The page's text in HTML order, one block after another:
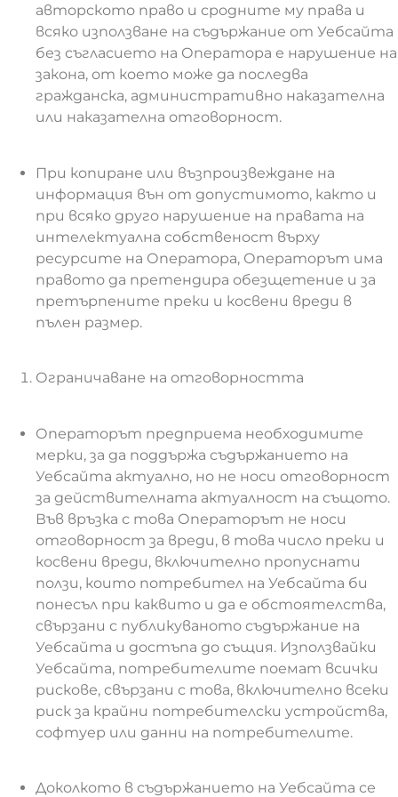
авторското право и сродните му права и
всяко използване на съдържание от Уебсайта
без съгласието на Оператора е нарушение на
закона, от което може да последва
гражданска, административно наказателна
или наказателна отговорност.
При копиране или възпроизвеждане на
информация вън от допустимото, както и
при всяко друго нарушение на правата на
интелектуална собственост върху
ресурсите на Оператора, Операторът има
правото да претендира обезщетение и за
претърпените преки и косвени вреди в
пълен размер.
Ограничаване на отговорността
Операторът предприема необходимите
мерки, за да поддържа съдържанието на
Уебсайта актуално, но не носи отговорност
за действителната актуалност на същото.
Във връзка с това Операторът не носи
отговорност за вреди, в това число преки и
косвени вреди, включително пропуснати
ползи, които потребител на Уебсайта би
понесъл при каквито и да е обстоятелства,
свързани с публикуваното съдържание на
Уебсайта и достъпа до същия. Използвайки
Уебсайта, потребителите поемат всички
рискове, свързани с това, включително всеки
риск за крайни потребителски устройства,
софтуер или данни на потребителите.
Доколкото в съдържанието на Уебсайта се